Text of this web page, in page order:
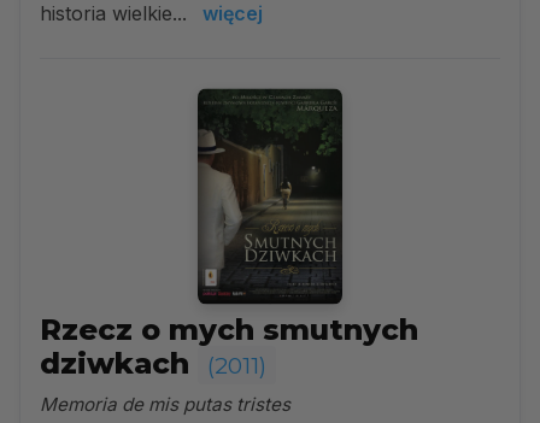
historia wielkie...
więcej
Rzecz o mych smutnych
dziwkach
(2011)
Memoria de mis putas tristes